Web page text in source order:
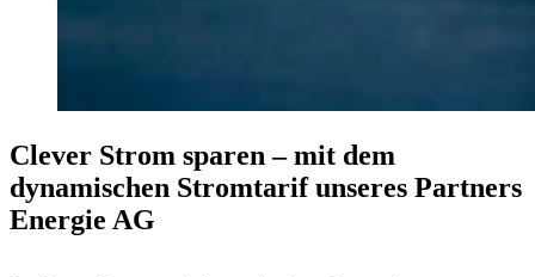
Clever Strom sparen – mit dem
dynamischen Stromtarif unseres Partners
Energie AG